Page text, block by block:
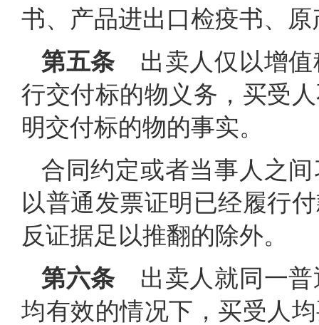
书、产品进出口检疫书、
第五条 出卖人仅以增值
行交付标的物义务，买受
明交付标的物的事实。
合同约定或者当事人之
以普通发票证明已经履行
反证据足以推翻的除外。
第六条 出卖人就同一普
均有效的情况下，买受人